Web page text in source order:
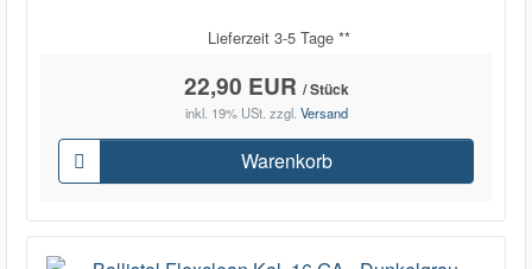
Lieferzeit 3-5 Tage **
22,90 EUR / Stück
inkl. 19% USt. zzgl. Versand
Warenkorb